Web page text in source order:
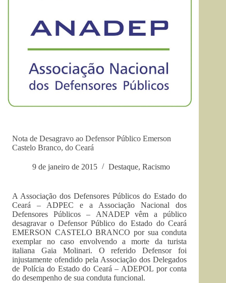
Nota de Desagravo ao Defensor Público Emerson
Castelo Branco, do Ceará
9 de janeiro de 2015 Destaque, Racismo
A Associação dos Defensores Públicos do Estado do
Ceará – ADPEC e a Associação Nacional dos
Defensores Públicos – ANADEP vêm a público
desagravar o Defensor Público do Estado do Ceará
EMERSON CASTELO BRANCO por sua conduta
exemplar no caso envolvendo a morte da turista
italiana Gaia Molinari. O referido Defensor foi
injustamente ofendido pela Associação dos Delegados
de Polícia do Estado do Ceará – ADEPOL por conta
do desempenho de sua conduta funcional.